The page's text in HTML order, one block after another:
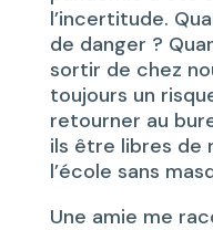
l’incertitude.
de danger ?
sortir de chez
toujours un
retourner au
ils être libres de
l’école sans
Une amie me